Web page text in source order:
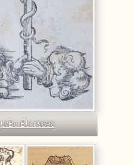
U/Bc BU 09696